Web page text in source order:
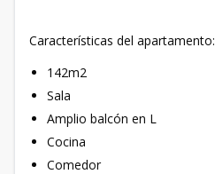
Características del apartamento:
142m2
Sala
Amplio balcón en L
Cocina
Comedor